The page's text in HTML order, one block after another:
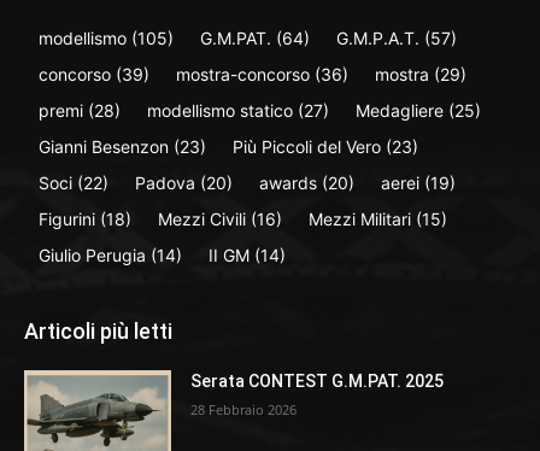
modellismo (105) G.M.PAT. (64) G.M.P.A.T. (57)
concorso (39) mostra-concorso (36) mostra (29)
premi (28) modellismo statico (27) Medagliere (25)
Gianni Besenzon (23) Più Piccoli del Vero (23)
Soci (22) Padova (20) awards (20) aerei (19)
Figurini (18) Mezzi Civili (16) Mezzi Militari (15)
Giulio Perugia (14) II GM (14)
Articoli più letti
Serata CONTEST G.M.PAT. 2025
28 Febbraio 2026